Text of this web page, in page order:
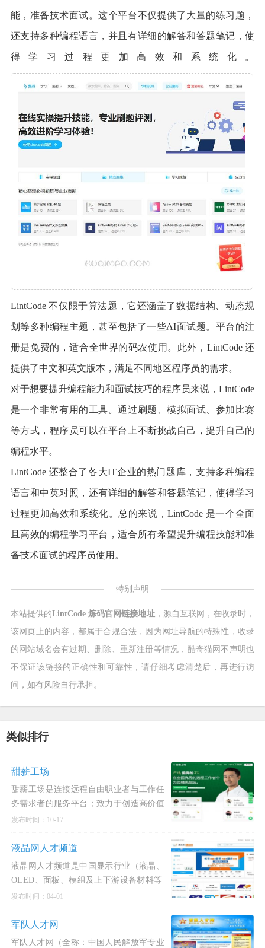
能，准备技术面试。这个平台不仅提供了大量的练习题，
还支持多种编程语言，并且有详细的解答和答题笔记，使
得学习过程更加高效和系统化。
LintCode 不仅限于算法题，它还涵盖了数据结构、动态规
划等多种编程主题，甚至包括了一些AI面试题。平台的注
册是免费的，适合全世界的码农使用。此外，LintCode 还
提供了中文和英文版本，满足不同地区程序员的需求。
对于想要提升编程能力和面试技巧的程序员来说，LintCode
是一个非常有用的工具。通过刷题、模拟面试、参加比赛
等方式，程序员可以在平台上不断挑战自己，提升自己的
编程水平。
LintCode 还整合了各大IT企业的热门题库，支持多种编程
语言和中英对照，还有详细的解答和答题笔记，使得学习
过程更加高效和系统化。总的来说，LintCode 是一个全面
且高效的编程学习平台，适合所有希望提升编程技能和准
备技术面试的程序员使用。
特别声明
本站提供的LintCode 炼码官网链接地址，源自互联网，在收录时，
该网页上的内容，都属于合规合法，因为网址导航的特殊性，收录
的网站域名会有过期、删除、重新注册等情况，酷奇猫网不声明也
不保证该链接的正确性和可靠性，请仔细考虑清楚后，再进行访
问，如有风险自行承担。
类似排行
甜薪工场
甜薪工场是连接远程自由职业者与工作任
务需求者的服务平台；致力于创造高价值
的自由工作市场，为企业提供灵活、高适
任务，使自由职业者可以充
发布时间：10-17
液晶网人才频道
液晶网人才频道是中国显示行业（液晶、
OLED、面板、模组及上下游设备材料等
领域）垂直细分的专业招聘平台。作为行
显示技术研发、制造管理、设备维护的技
术人才提供精准的
发布时间：04-01
军队人才网
军队人才网（全称：中国人民解放军专业